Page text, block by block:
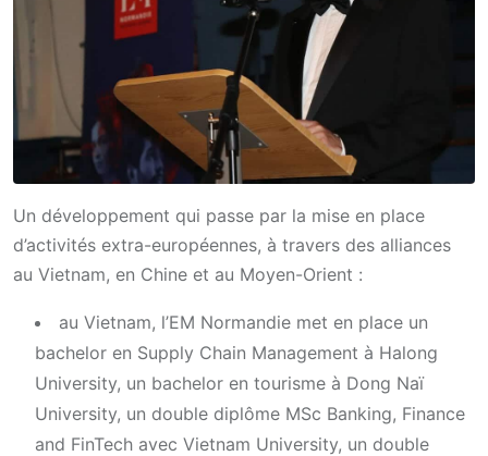
Un développement qui passe par la mise en place
d’activités extra-européennes, à travers des alliances
au Vietnam, en Chine et au Moyen-Orient :
au Vietnam, l’EM Normandie met en place un
bachelor en Supply Chain Management à Halong
University, un bachelor en tourisme à Dong Naï
University, un double diplôme MSc Banking, Finance
and FinTech avec Vietnam University, un double